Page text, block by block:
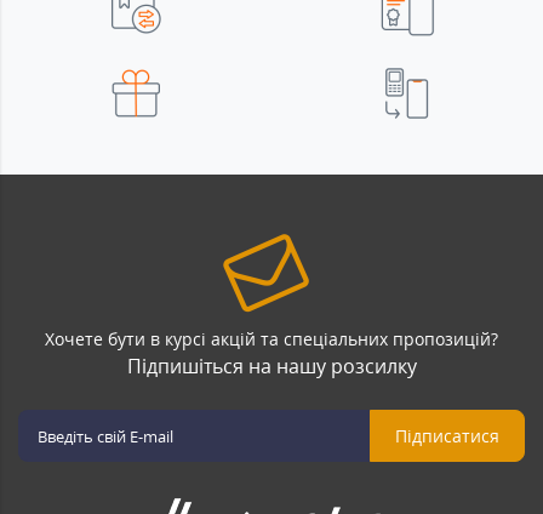
Хочете бути в курсі акцій та спеціальних пропозицій?
Підпишіться на нашу розсилку
Підписатися